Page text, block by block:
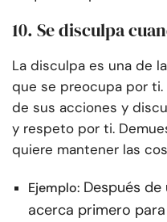
10. Se disculpa
La disculpa es una de
que se preocupa por
de sus acciones y
y respeto por ti.
quiere mantener las
Ejemplo: Después
acerca primero